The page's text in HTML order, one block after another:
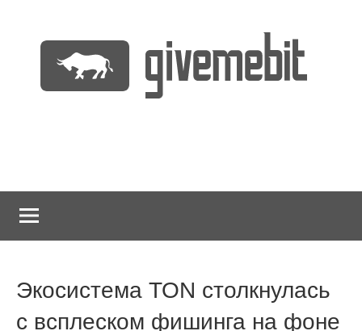
содержимому
Экосистема TON столкнулась
с всплеском фишинга на фоне